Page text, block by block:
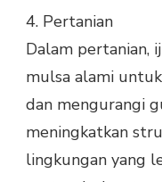
4. Pertanian
Dalam pertanian,
mulsa alami
dan mengurangi
meningkatkan
lingkungan yang